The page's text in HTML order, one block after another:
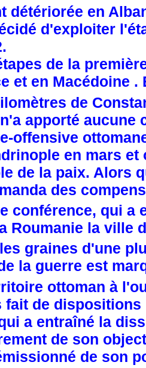
détériorée en
d'exploiter
de la
et en Macédoine
de
apporté aucune
offensive
en mars
de la paix. Alors
des
conférence, qui a
Roumanie la ville
graines d'une
la guerre est
ottoman à
fait de
a entraîné la
de son
de son